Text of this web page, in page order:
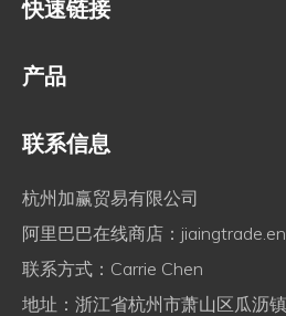
快速链接
产品
联系信息
杭州加赢贸易有限公司
阿里巴巴在线商店：
联系方式：Carrie Chen
地址：浙江省杭州市萧山区瓜沥